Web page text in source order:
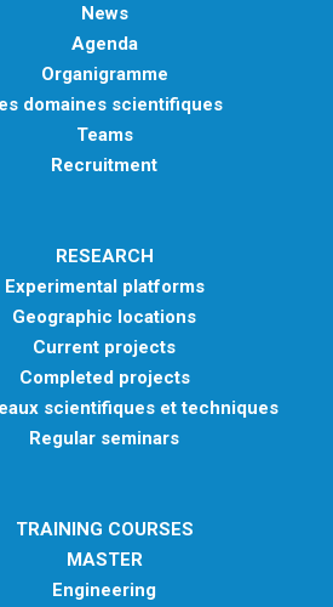
News
Agenda
Organigramme
domaines scientifiques
Teams
Recruitment
RESEARCH
Experimental platforms
Geographic locations
Current projects
Completed projects
scientifiques et techniques
Regular seminars
TRAINING COURSES
MASTER
Engineering